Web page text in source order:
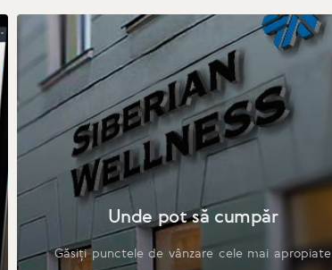
Unde pot să cumpăr
Găsiți punctele de vânzare cele mai apropiate